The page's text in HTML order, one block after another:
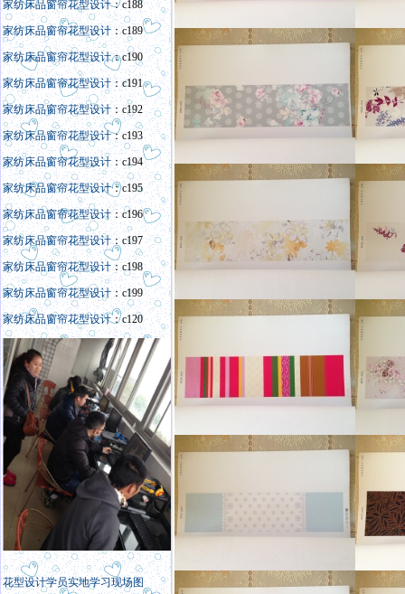
家纺床品窗帘花型设计：c188
家纺床品窗帘花型设计：c189
家纺床品窗帘花型设计：c190
家纺床品窗帘花型设计：c191
家纺床品窗帘花型设计：c192
家纺床品窗帘花型设计：c193
家纺床品窗帘花型设计：c194
家纺床品窗帘花型设计：c195
家纺床品窗帘花型设计：c196
家纺床品窗帘花型设计：c197
家纺床品窗帘花型设计：c198
家纺床品窗帘花型设计：c199
家纺床品窗帘花型设计：c120
花型设计学员实地学习现场图